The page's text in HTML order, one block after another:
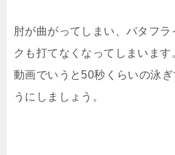
肘が曲がってしまい、バタフ
クも打てなくなってしまいます
動画でいうと50秒くらいの泳
うにしましょう。